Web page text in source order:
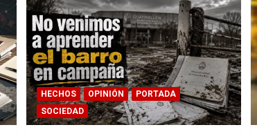
HECHOS OPINIÓN
PORTADA
SOCIEDAD